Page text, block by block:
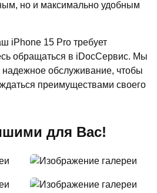
но и максимально удобным
iPhone 15 Pro требует
обращаться в iDocСервис. Мы
надежное обслуживание, чтобы
преимуществами своего
для Вас!